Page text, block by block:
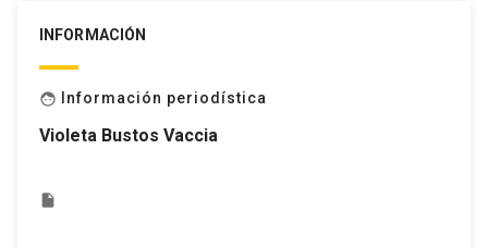
INFORMACIÓN
face Información periodística
Violeta Bustos Vaccia
insert_drive_file